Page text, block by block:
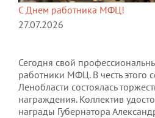
С Днем работника МФЦ!
27.07.2026
Сегодня свой
работники МФЦ. В честь этого
Ленобласти состоялась
награждения. Коллектив
награды Губернатора